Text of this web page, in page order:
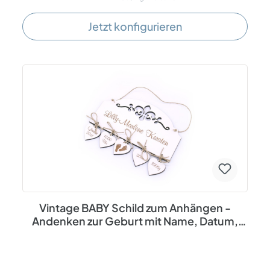
werden kann. Es besteht aus HDF (= Hochdichte Holz-
Faserplatte), die Oberfläche ist weiß beschichtet und die
Gravur ist beige/braun. Die Rückseite ist ebenfalls braun.
Die Größe beträgt ca. 21 x 11 x 0,5 cm. Texte und Bilder
somit ist ein Verwischen nicht möglich. Dieses liebevoll
schöne Dekoration für Wohnung und Haus. Das Schild
kann als persönliches Geschenk zu Feierlichkeiten wie
Weihnachten, Ostern, Geburtstag, Nikolaus und anderen
passenden Anlässen verschenkt werden. Bitte vor Nässe
schützen! Spezifikationen: Personalisiert Material: HDF -
Oberfläche weiß beschichtet, Rückseite braun braune
Lasergravur Größe ca. 21 x 11 x 0,5 cm inkl.
Jutebandaufhängung
Jetzt konfigurieren
Vintage BABY Schild zum Anhängen -
Andenken zur Geburt mit Name, Datum,